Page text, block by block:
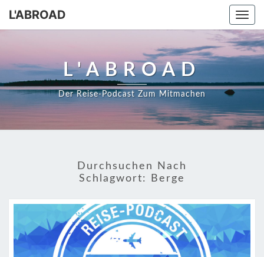
Skip
L'ABROAD
L'ABROAD
Der Reise-Podcast Zum Mitmachen
Durchsuchen Nach
Schlagwort:
Berge